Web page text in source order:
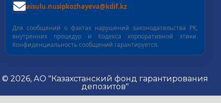
aisulu.nusipkozhayeva@kdif.kz
Для сообщений о фактах нарушений законодательства РК,
внутренних процедур и Кодекса корпоративной этики.
Конфиденциальность сообщений гарантируется.
© 2026, АО "Казахстанский фонд гарантирования
депозитов"